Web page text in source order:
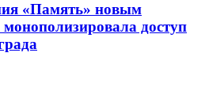
«Память» новым
доступ